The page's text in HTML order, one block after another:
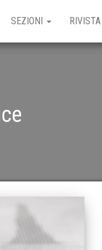
SEZIONI